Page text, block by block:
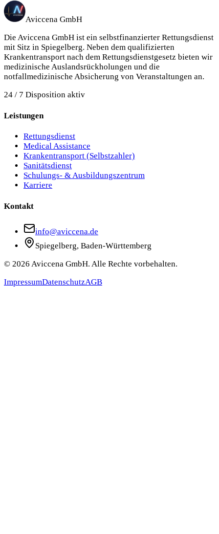
Aviccena GmbH
Die Aviccena GmbH ist ein selbstfinanzierter Rettungsdienst
mit Sitz in Spiegelberg. Neben dem qualifizierten
Krankentransport nach dem Rettungsdienstgesetz bieten wir
medizinische Auslandsrückholungen und die
notfallmedizinische Absicherung von Veranstaltungen an.
24 / 7 Disposition aktiv
Leistungen
Rettungsdienst
Medical Assistance
Krankentransport (Selbstzahler)
Sanitätsdienst
Schulungs- & Ausbildungszentrum
Karriere
Kontakt
info@aviccena.de
Spiegelberg, Baden-Württemberg
© 2026 Aviccena GmbH. Alle Rechte vorbehalten.
ImpressumDatenschutzAGB